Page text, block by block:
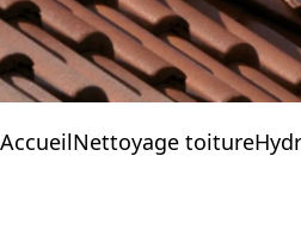
AccueilNettoyage toiture